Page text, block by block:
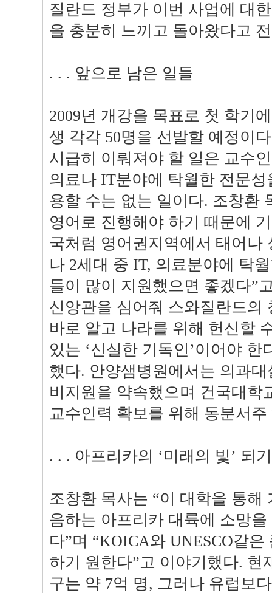
질란드 정부가 이번 사업에 대
을 충분히 느끼고 돌아왔다고
. . . 앞으로 남은 일들
2009년 개강을 목표로 첫 학기
생 각각 50명을 선발할 예정이
시급히 이뤄져야 할 일은 교수
의료나 IT분야에 탁월한 전문
용할 수는 없는 일이다. 조창환
영어로 진행해야 하기 때문에
국처럼 영어권지역에서 태어나
나 2세대 중 IT, 의료분야에 탁
들이 많이 지원했으면 좋겠다”
신앙관을 심어줘 스와질란드의
바로 알고 나라를 위해 헌신할
있는 ‘신실한 기독인’이어야 한
했다. 안양샘병원에서는 의과
비지원을 약속했으며 건국대학
교수인력 확보를 위해 동분서주
. . . 아프리카의 ‘미래의 빛’ 되
조창환 목사는 “이 대학을 통해
음하는 아프리카 대륙에 소망
다”며 “KOICA와 UNESCO같
하기 원한다”고 이야기했다. 현
구는 약 7억 명, 그러나 유럽보